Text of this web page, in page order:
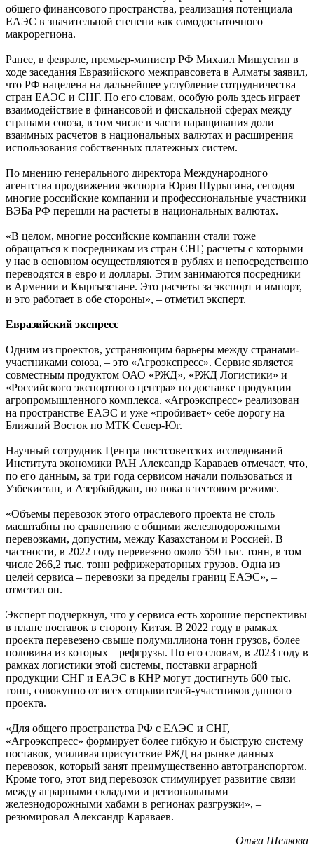
общего финансового пространства, реализация потенциала
ЕАЭС в значительной степени как самодостаточного
макрорегиона.
Ранее, в феврале, премьер-министр РФ Михаил Мишустин в
ходе заседания Евразийского межправсовета в Алматы заявил,
что РФ нацелена на дальнейшее углубление сотрудничества
стран ЕАЭС и СНГ. По его словам, особую роль здесь играет
взаимодействие в финансовой и фискальной сферах между
странами союза, в том числе в части наращивания доли
взаимных расчетов в национальных валютах и расширения
использования собственных платежных систем.
По мнению генерального директора Международного
агентства продвижения экспорта Юрия Шурыгина, сегодня
многие российские компании и профессиональные участники
ВЭБа РФ перешли на расчеты в национальных валютах.
«В целом, многие российские компании стали тоже
обращаться к посредникам из стран СНГ, расчеты с которыми
у нас в основном осуществляются в рублях и непосредственно
переводятся в евро и доллары. Этим занимаются посредники
в Армении и Кыргызстане. Это расчеты за экспорт и импорт,
и это работает в обе стороны», – отметил эксперт.
Евразийский экспресс
Одним из проектов, устраняющим барьеры между странами-
участниками союза, – это «Агроэкспресс». Сервис является
совместным продуктом ОАО «РЖД», «РЖД Логистики» и
«Российского экспортного центра» по доставке продукции
агропромышленного комплекса. «Агроэкспресс» реализован
на пространстве ЕАЭС и уже «пробивает» себе дорогу на
Ближний Восток по МТК Север-Юг.
Научный сотрудник Центра постсоветских исследований
Института экономики РАН Александр Караваев отмечает, что,
по его данным, за три года сервисом начали пользоваться и
Узбекистан, и Азербайджан, но пока в тестовом режиме.
«Объемы перевозок этого отраслевого проекта не столь
масштабны по сравнению с общими железнодорожными
перевозками, допустим, между Казахстаном и Россией. В
частности, в 2022 году перевезено около 550 тыс. тонн, в том
числе 266,2 тыс. тонн рефрижераторных грузов. Одна из
целей сервиса – перевозки за пределы границ ЕАЭС», –
отметил он.
Эксперт подчеркнул, что у сервиса есть хорошие перспективы
в плане поставок в сторону Китая. В 2022 году в рамках
проекта перевезено свыше полумиллиона тонн грузов, более
половина из которых – рефгрузы. По его словам, в 2023 году в
рамках логистики этой системы, поставки аграрной
продукции СНГ и ЕАЭС в КНР могут достигнуть 600 тыс.
тонн, совокупно от всех отправителей-участников данного
проекта.
«Для общего пространства РФ с ЕАЭС и СНГ,
«Агроэкспресс» формирует более гибкую и быструю систему
поставок, усиливая присутствие РЖД на рынке данных
перевозок, который занят преимущественно автотранспортом.
Кроме того, этот вид перевозок стимулирует развитие связи
между аграрными складами и региональными
железнодорожными хабами в регионах разгрузки», –
резюмировал Александр Караваев.
Ольга Шелкова